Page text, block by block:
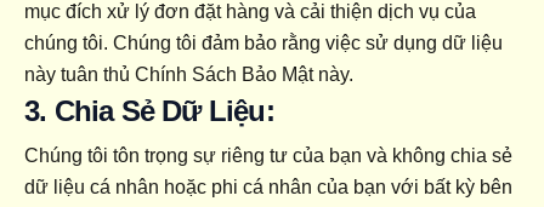
mục đích xử lý đơn đặt hàng và cải thiện dịch vụ của
chúng tôi. Chúng tôi đảm bảo rằng việc sử dụng dữ liệu
này tuân thủ Chính Sách Bảo Mật này.
3. Chia Sẻ Dữ Liệu:
Chúng tôi tôn trọng sự riêng tư của bạn và không chia sẻ
dữ liệu cá nhân hoặc phi cá nhân của bạn với bất kỳ bên